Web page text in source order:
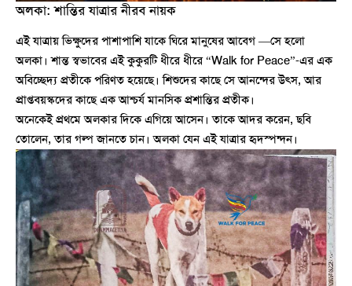
অলকা: শান্তির যাত্রার নীরব নায়ক
এই যাত্রায় ভিক্ষুদের পাশাপাশি যাকে ঘিরে মানুষের আবেগ —সে হলো
অলকা। শান্ত স্বভাবের এই কুকুরটি ধীরে ধীরে “Walk for Peace”-এর এক
অবিচ্ছেদ্য প্রতীকে পরিণত হয়েছে। শিশুদের কাছে সে আনন্দের উৎস, আর
প্রাপ্তবয়স্কদের কাছে এক আশ্চর্য মানসিক প্রশান্তির প্রতীক।
অনেকেই প্রথমে অলকার দিকে এগিয়ে আসেন। তাকে আদর করেন, ছবি
তোলেন, তার গল্প জানতে চান। অলকা যেন এই যাত্রার হৃদস্পন্দন।